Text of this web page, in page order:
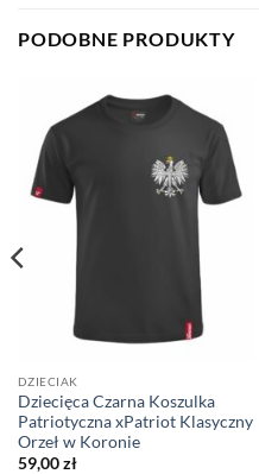
PODOBNE PRODUKTY
DZIECIAK
Dziecięca Czarna Koszulka
Patriotyczna xPatriot Klasyczny
Orzeł w Koronie
59,00zł